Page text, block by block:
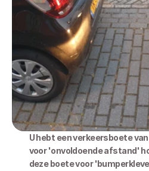
U hebt een verkeersboete
voor 'onvoldoende afstand'
deze boete voor